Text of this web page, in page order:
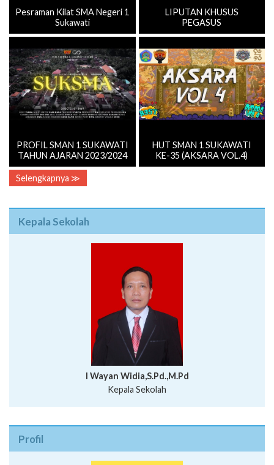
Pesraman Kilat SMA Negeri 1
Sukawati
LIPUTAN KHUSUS
PEGASUS
PROFIL SMAN 1 SUKAWATI
TAHUN AJARAN 2023/2024
HUT SMAN 1 SUKAWATI
KE-35 (AKSARA VOL.4)
Selengkapnya ≫
Kepala Sekolah
I Wayan Widia,S.Pd.,M.Pd
Kepala Sekolah
Profil